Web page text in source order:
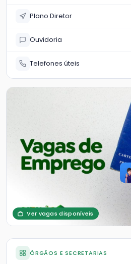
Plano Diretor
Ouvidoria
Telefones úteis
Ver vagas disponíveis
ÓRGÃOS E SECRETARIAS